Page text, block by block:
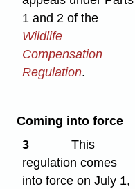
1 and 2 of the
Wildlife
Compensation
Regulation.
Coming into force
3
This
regulation comes
into force on July 1,